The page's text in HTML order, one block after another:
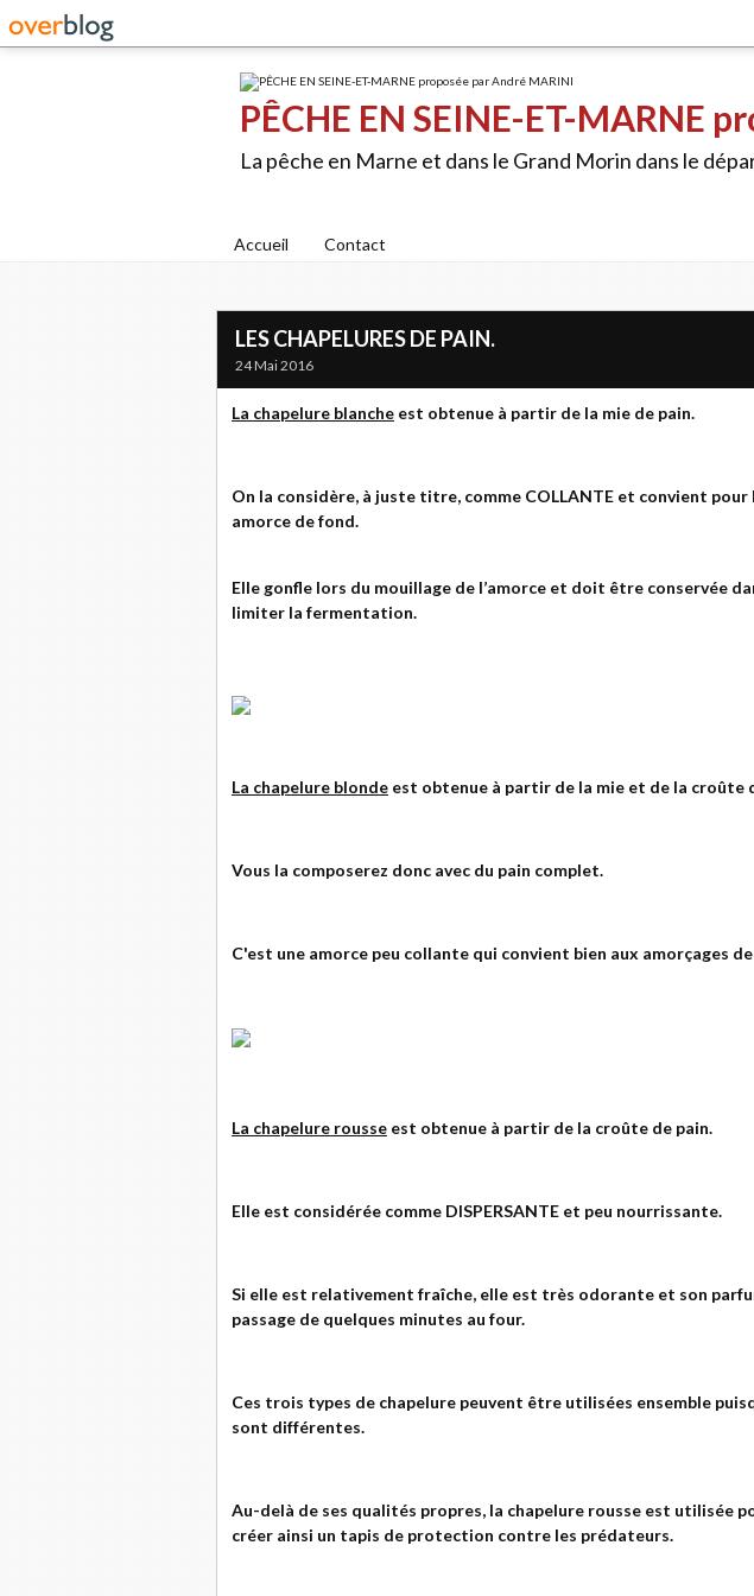
PÊCHE EN SEINE-ET-MARNE
La pêche en Marne et dans le Grand Morin dans le
Accueil Contact
LES CHAPELURES DE PAIN.
24 Mai 2016
La chapelure blanche est obtenue à partir de la mie de pain.
On la considère, à juste titre, comme COLLANTE et convient
amorce de fond.
Elle gonfle lors du mouillage de l’amorce et doit être conservée
limiter la fermentation.
La chapelure blonde est obtenue à partir de la mie et de la croûte
Vous la composerez donc avec du pain complet.
C'est une amorce peu collante qui convient bien aux amorçages
La chapelure rousse est obtenue à partir de la croûte de pain.
Elle est considérée comme DISPERSANTE et peu nourrissante.
Si elle est relativement fraîche, elle est très odorante et son
passage de quelques minutes au four.
Ces trois types de chapelure peuvent être utilisées ensemble
sont différentes.
Au-delà de ses qualités propres, la chapelure rousse est utilisée
créer ainsi un tapis de protection contre les prédateurs.